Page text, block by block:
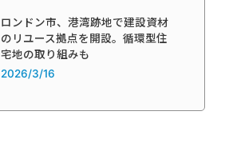
ロンドン市、港湾跡地で建設資材
のリユース拠点を開設。循環型住
宅地の取り組みも
2026/3/16